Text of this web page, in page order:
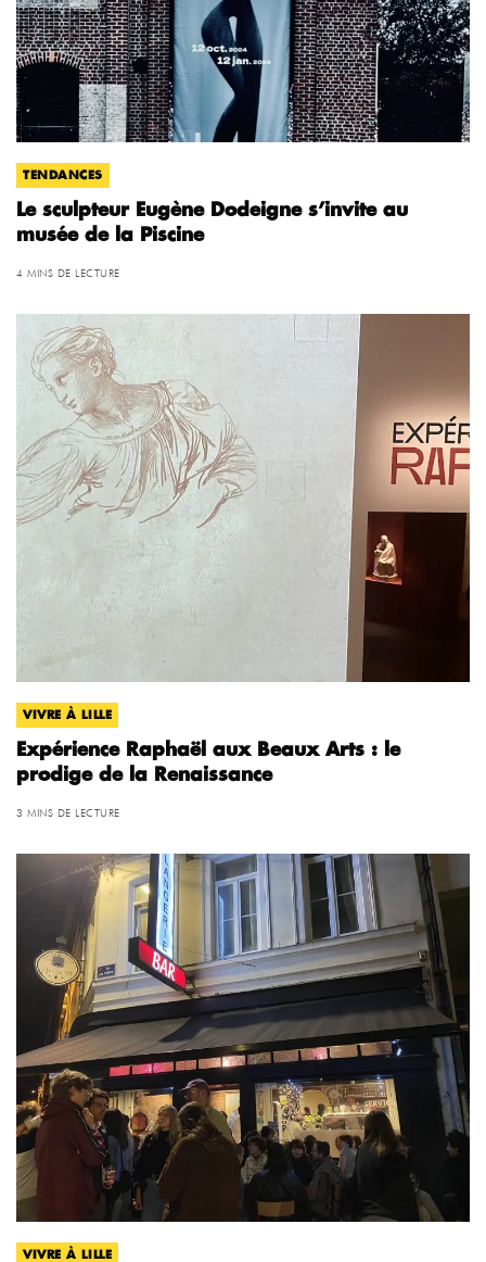
TENDANCES
Le sculpteur Eugène Dodeigne s’invite au
musée de la Piscine
4 MINS DE LECTURE
VIVRE À LILLE
Expérience Raphaël aux Beaux Arts : le
prodige de la Renaissance
3 MINS DE LECTURE
VIVRE À LILLE